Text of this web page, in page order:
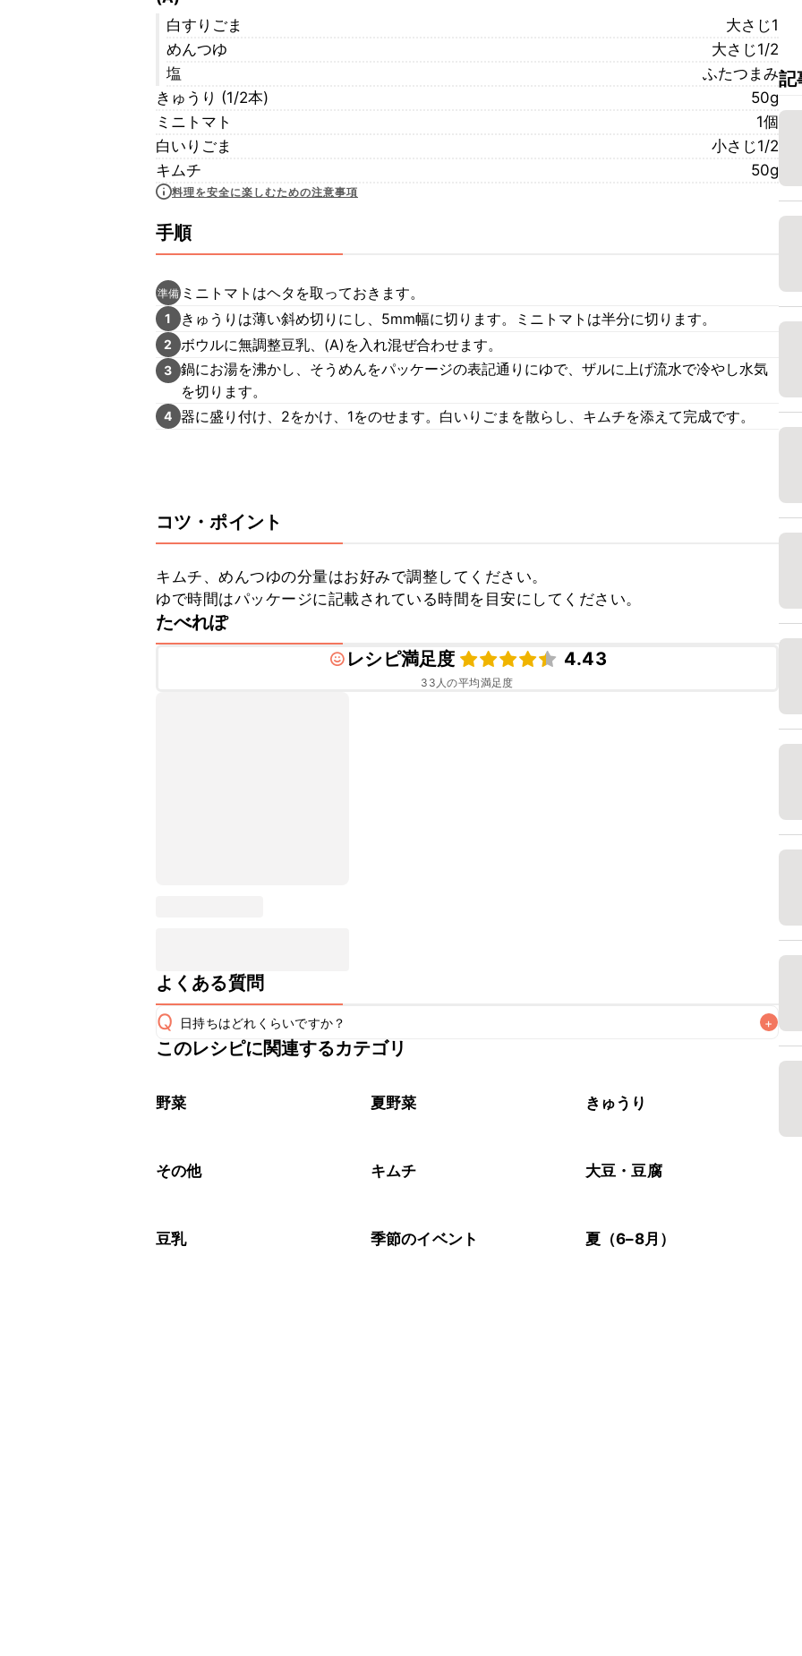
白すりごま
大さじ1
めんつゆ
大さじ1/2
塩
ふたつまみ
きゅうり (1/2本)
50g
ミニトマト
1個
白いりごま
小さじ1/2
キムチ
50g
料理を安全に楽しむための注意事項
手順
準備 ミニトマトはヘタを取っておきます。
1 きゅうりは薄い斜め切りにし、5mm幅に切ります。ミニトマトは半分に切ります。
2 ボウルに無調整豆乳、(A)を入れ混ぜ合わせます。
3 鍋にお湯を沸かし、そうめんをパッケージの表記通りにゆで、ザルに上げ流水で冷やし水気
を切ります。
4 器に盛り付け、2をかけ、1をのせます。白いりごまを散らし、キムチを添えて完成です。
コツ・ポイント
キムチ、めんつゆの分量はお好みで調整してください。
ゆで時間はパッケージに記載されている時間を目安にしてください。
たべれぽ
レシピ満足度
4.43
33 人の平均満足度
よくある質問
Q 日持ちはどれくらいですか？ +
こちらのレシピは出来たてをお召し上がりいただくことをおすすめします。
※日持ちは目安です。
このレシピに関連するカテゴリ
野菜 夏野菜 きゅうり
その他 キムチ 大豆・豆腐
豆乳 季節のイベント 夏（6–8月）
記